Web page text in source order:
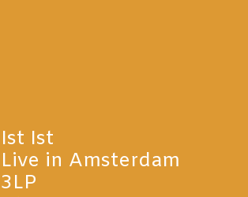
Ist Ist
Live in Amsterdam
3LP